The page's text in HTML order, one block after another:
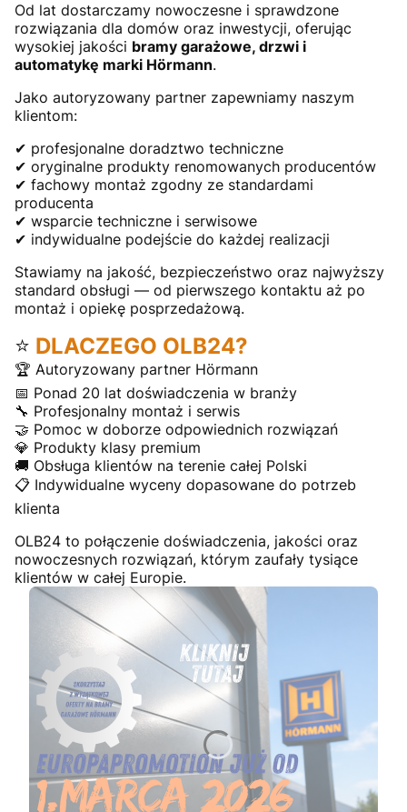
Od lat dostarczamy nowoczesne i sprawdzone
rozwiązania dla domów oraz inwestycji, oferując
wysokiej jakości bramy garażowe, drzwi i
automatykę marki Hörmann.
Jako autoryzowany partner zapewniamy naszym
klientom:
✔ profesjonalne doradztwo techniczne
✔ oryginalne produkty renomowanych producentów
✔ fachowy montaż zgodny ze standardami
producenta
✔ wsparcie techniczne i serwisowe
✔ indywidualne podejście do każdej realizacji
Stawiamy na jakość, bezpieczeństwo oraz najwyższy
standard obsługi — od pierwszego kontaktu aż po
montaż i opiekę posprzedażową.
⭐ DLACZEGO OLB24?
🏆 Autoryzowany partner Hörmann
📅 Ponad 20 lat doświadczenia w branży
🔧 Profesjonalny montaż i serwis
🤝 Pomoc w doborze odpowiednich rozwiązań
💎 Produkty klasy premium
🚚 Obsługa klientów na terenie całej Polski
📋 Indywidualne wyceny dopasowane do potrzeb
klienta
OLB24 to połączenie doświadczenia, jakości oraz
nowoczesnych rozwiązań, którym zaufały tysiące
klientów w całej Europie.